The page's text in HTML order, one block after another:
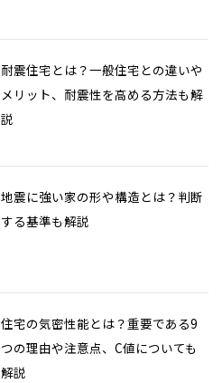
耐震住宅とは？一般住宅との違いや
メリット、耐震性を高める方法も解
説
地震に強い家の形や構造とは？判断
する基準も解説
住宅の気密性能とは？重要である9
つの理由や注意点、C値についても
解説